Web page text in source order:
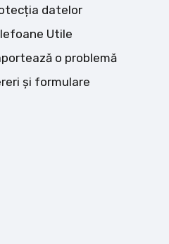
datelor
Utile
o problemă
și formulare